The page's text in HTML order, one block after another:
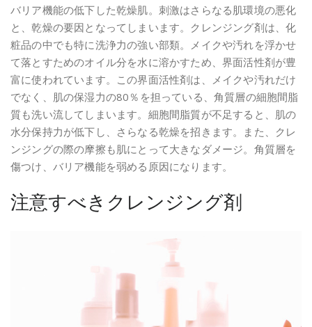
バリア機能の低下した乾燥肌。刺激はさらなる肌環境の悪化
と、乾燥の要因となってしまいます。クレンジング剤は、化
粧品の中でも特に洗浄力の強い部類。メイクや汚れを浮かせ
て落とすためのオイル分を水に溶かすため、界面活性剤が豊
富に使われています。この界面活性剤は、メイクや汚れだけ
でなく、肌の保湿力の80％を担っている、角質層の細胞間脂
質も洗い流してしまいます。細胞間脂質が不足すると、肌の
水分保持力が低下し、さらなる乾燥を招きます。また、クレ
ンジングの際の摩擦も肌にとって大きなダメージ。角質層を
傷つけ、バリア機能を弱める原因になります。
注意すべきクレンジング剤